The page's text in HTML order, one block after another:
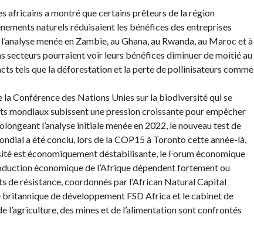
africains a montré que certains prêteurs de la région
naturels réduisaient les bénéfices des entreprises
menée en Zambie, au Ghana, au Rwanda, au Maroc et à
secteurs pourraient voir leurs bénéfices diminuer de moitié au
tels que la déforestation et la perte de pollinisateurs comme
Conférence des Nations Unies sur la biodiversité qui se
mondiaux subissent une pression croissante pour empêcher
l’analyse initiale menée en 2022, le nouveau test de
a été conclu, lors de la COP15 à Toronto cette année-là,
est économiquement déstabilisante, le Forum économique
économique de l’Afrique dépendent fortement ou
de résistance, coordonnés par l’African Natural Capital
de développement FSD Africa et le cabinet de
l’agriculture, des mines et de l’alimentation sont confrontés